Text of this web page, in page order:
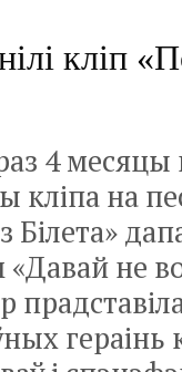
кліп
4 месяцы
кліпа на
Білета»
не
гераінь